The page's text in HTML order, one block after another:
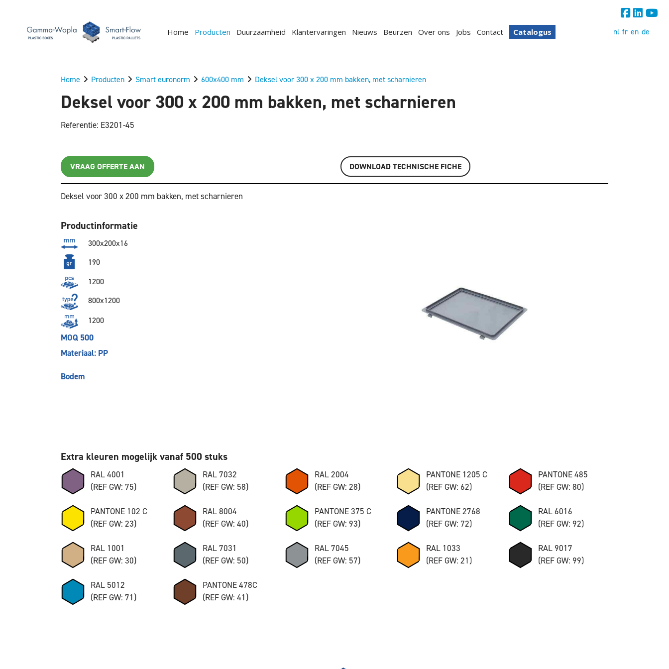
Home Producten Duurzaamheid Klantervaringen Nieuws Beurzen Over ons Jobs Contact Catalogus nl fr en de
Home Producten Smart euronorm 600x400 mm Deksel voor 300 x 200 mm bakken, met scharnieren
Deksel voor 300 x 200 mm bakken, met scharnieren
Referentie: E3201-45
VRAAG OFFERTE AAN DOWNLOAD TECHNISCHE FICHE
Deksel voor 300 x 200 mm bakken, met scharnieren
Productinformatie
300x200x16
190
1200
800x1200
1200
MOQ 500
Materiaal: PP
Bodem
Extra kleuren mogelijk vanaf 500 stuks
RAL 4001
(REF GW: 75)
RAL 7032
(REF GW: 58)
RAL 2004
(REF GW: 28)
PANTONE 1205 C
(REF GW: 62)
PANTONE 485
(REF GW: 80)
PANTONE 102 C
(REF GW: 23)
RAL 8004
(REF GW: 40)
PANTONE 375 C
(REF GW: 93)
PANTONE 2768
(REF GW: 72)
RAL 6016
(REF GW: 92)
RAL 1001
(REF GW: 30)
RAL 7031
(REF GW: 50)
RAL 7045
(REF GW: 57)
RAL 1033
(REF GW: 21)
RAL 9017
(REF GW: 99)
RAL 5012
(REF GW: 71)
PANTONE 478C
(REF GW: 41)